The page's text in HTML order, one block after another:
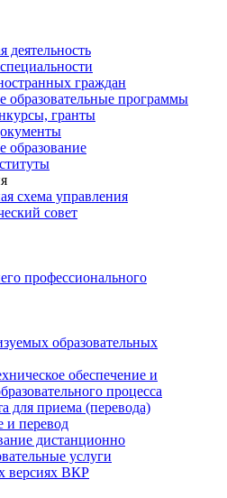
деятельность
граждан
программы
гранты
образование
схема управления
совет
профессионального
образовательных
обеспечение и
процесса
для приема (перевода)
и перевод
дистанционно
услуги
версиях ВКР